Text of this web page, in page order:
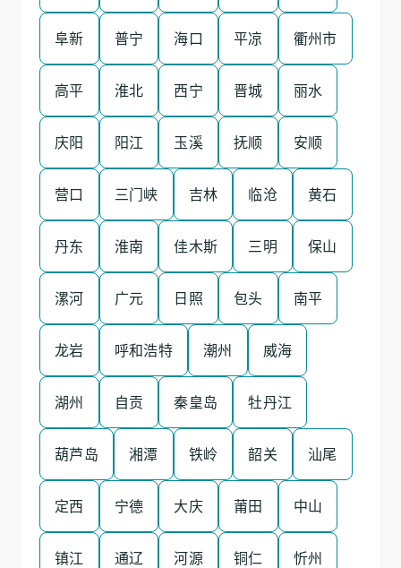
阜新 普宁 海口 平凉 衢州市
高平 淮北 西宁 晋城 丽水
庆阳 阳江 玉溪 抚顺 安顺
营口 三门峡 吉林 临沧 黄石
丹东 淮南 佳木斯 三明 保山
漯河 广元 日照 包头 南平
龙岩 呼和浩特 潮州 威海
湖州 自贡 秦皇岛 牡丹江
葫芦岛 湘潭 铁岭 韶关 汕尾
定西 宁德 大庆 莆田 中山
镇江 通辽 河源 铜仁 忻州